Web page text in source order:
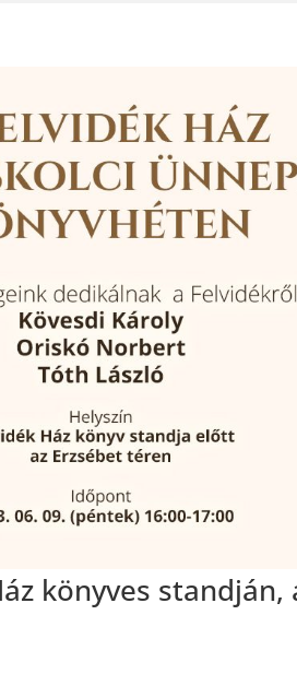
könyves standján,